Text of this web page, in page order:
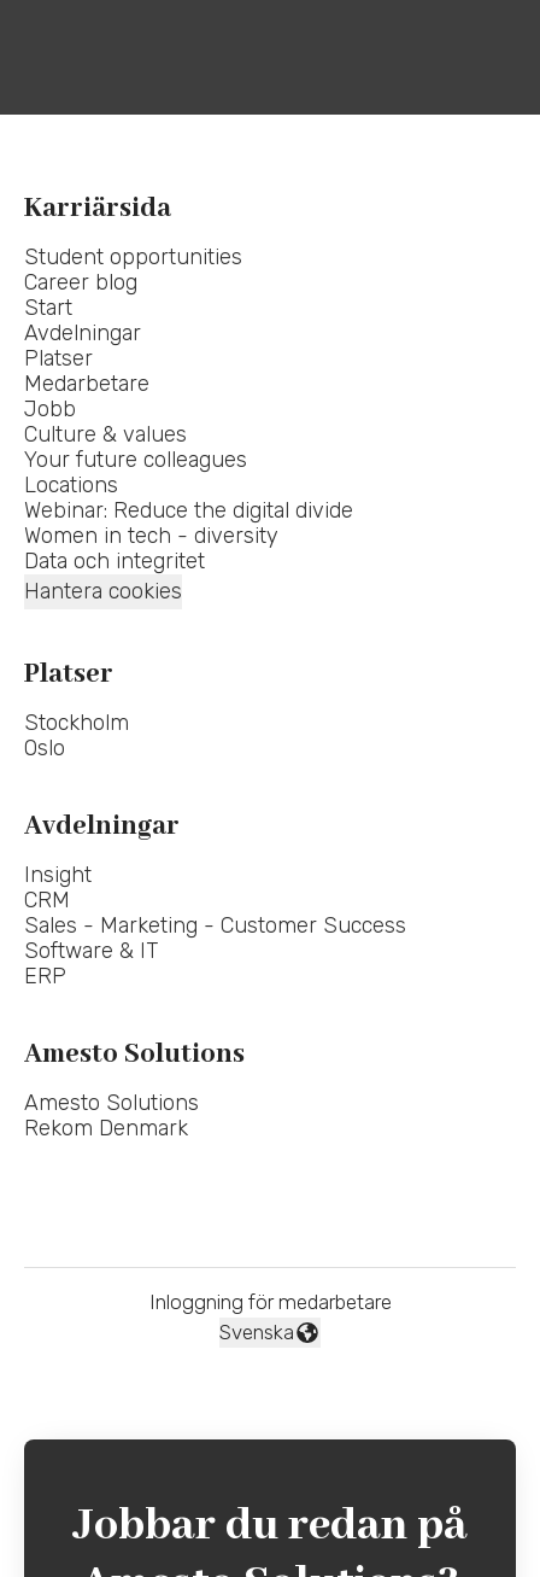
Karriärsida
Student opportunities
Career blog
Start
Avdelningar
Platser
Medarbetare
Jobb
Culture & values
Your future colleagues
Locations
Webinar: Reduce the digital divide
Women in tech - diversity
Data och integritet
Hantera cookies
Platser
Stockholm
Oslo
Avdelningar
Insight
CRM
Sales - Marketing - Customer Success
Software & IT
ERP
Amesto Solutions
Amesto Solutions
Rekom Denmark
Inloggning för medarbetare
Byt språk
Svenska
Jobbar du redan på